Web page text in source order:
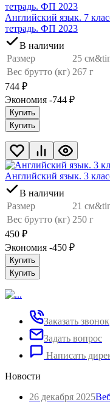
Английский язык. 7
тетрадь. ФП 2023
В наличии
Размер
25
Вес брутто (кг) 267 г
744 ₽
Экономия -744 ₽
Купить
Купить
Английский язык. 3
В наличии
Размер
21
Вес брутто (кг) 250 г
450 ₽
Экономия -450 ₽
Купить
Купить
Заказать звонок
Задать вопрос
Написать
Новости
26 декабря 2025